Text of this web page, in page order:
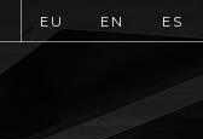
EU EN ES